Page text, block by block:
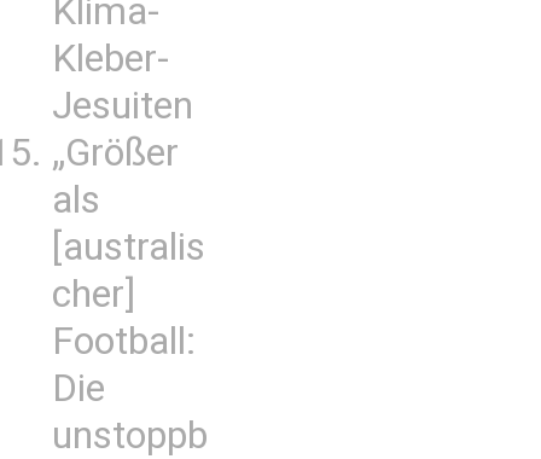
Klima-
Kleber-
Jesuiten
„Größer
als
[australis
cher]
Football:
Die
unstoppb